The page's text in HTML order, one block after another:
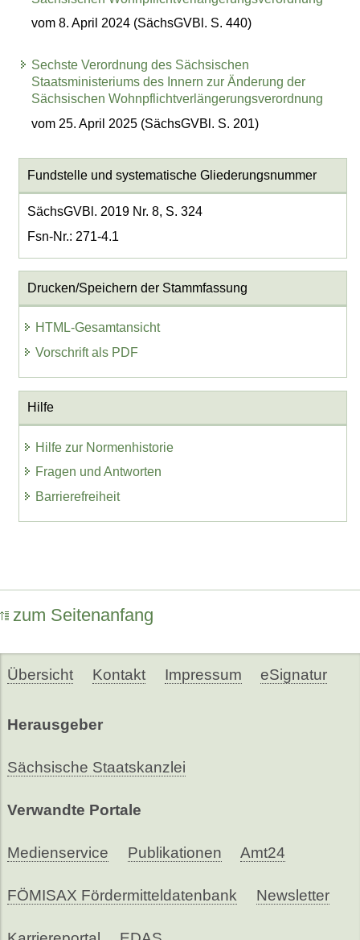
vom 8. April 2024 (SächsGVBl. S. 440)
Sechste Verordnung des Sächsischen
Staatsministeriums des Innern zur Änderung der
Sächsischen Wohnpflichtverlängerungsverordnung
vom 25. April 2025 (SächsGVBl. S. 201)
Fundstelle und systematische Gliederungsnummer
SächsGVBl. 2019 Nr. 8, S. 324
Fsn-Nr.: 271-4.1
Drucken/Speichern der Stammfassung
HTML-Gesamtansicht
Vorschrift als PDF
Hilfe
Hilfe zur Normenhistorie
Fragen und Antworten
Barrierefreiheit
zum Seitenanfang
Übersicht Kontakt Impressum eSignatur
Herausgeber
Sächsische Staatskanzlei
Verwandte Portale
Medienservice Publikationen Amt24
FÖMISAX Fördermitteldatenbank Newsletter